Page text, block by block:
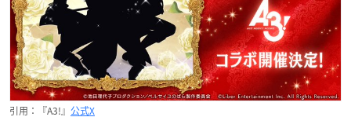
引用：『A3!』 公式X